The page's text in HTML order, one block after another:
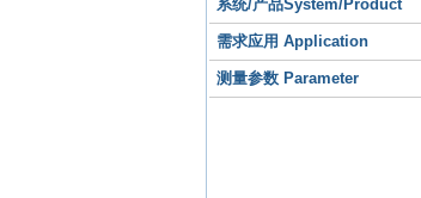
系统/产品System/Product
需求应用 Application
测量参数 Parameter